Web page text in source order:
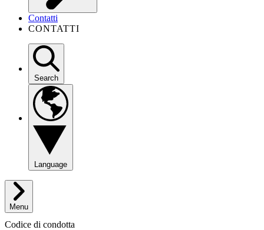
Contatti
CONTATTI
Search
Language
Menu
Codice di condotta